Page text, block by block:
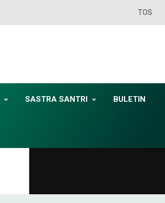
TOS
SASTRA SANTRI BULETIN